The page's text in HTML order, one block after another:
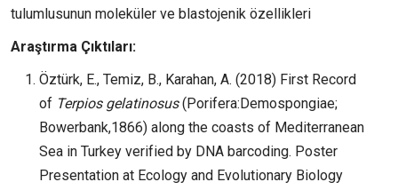
tulumlusunun moleküler ve blastojenik özellikleri
Araştırma Çıktıları:
Öztürk, E., Temiz, B., Karahan, A. (2018) First Record
of Terpios gelatinosus(Porifera:Demospongiae;
Bowerbank,1866) along the coasts of Mediterranean
Sea in Turkey verified by DNA barcoding. Poster
Presentation at Ecology and Evolutionary Biology